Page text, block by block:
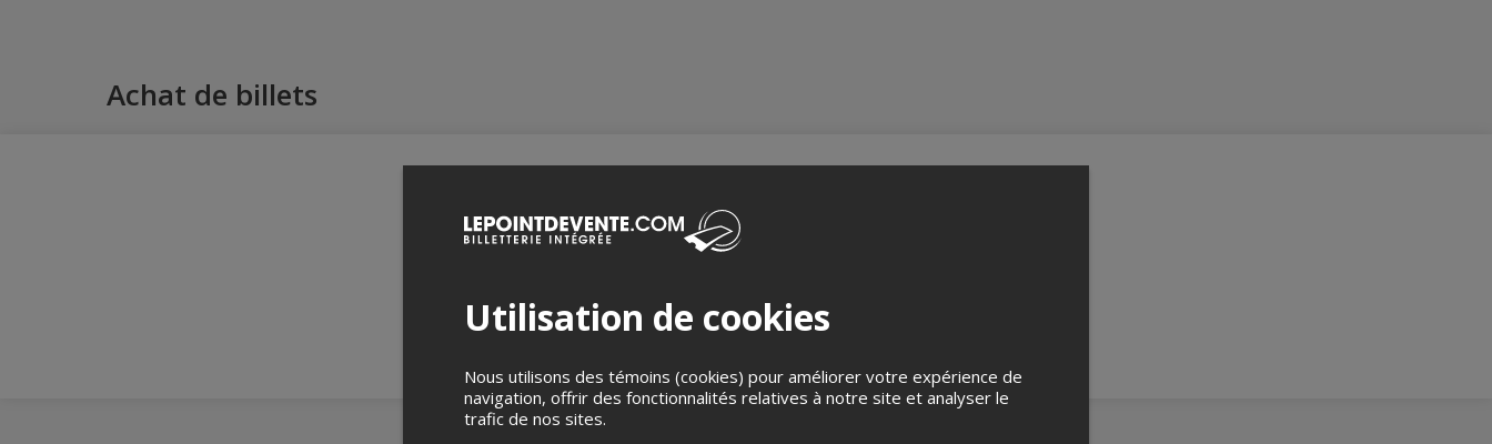
Achat de billets
Merci de confirmer que vous n'êtes pas un robot ci-bas.
Utilisation de cookies
Nous utilisons des témoins (cookies) pour améliorer votre expérience de
navigation, offrir des fonctionnalités relatives à notre site et analyser le
trafic de nos sites.